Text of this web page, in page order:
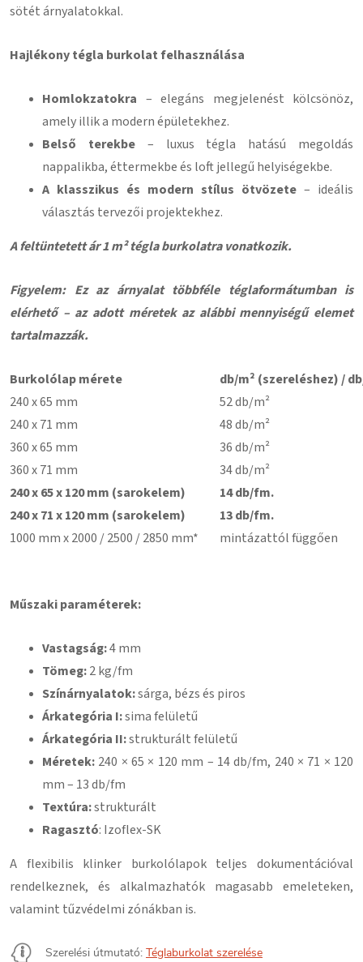
sötét árnyalatokkal.
Hajlékony tégla burkolat felhasználása
Homlokzatokra – elegáns megjelenést kölcsönöz,
amely illik a modern épületekhez.
Belső terekbe– luxus tégla hatású megoldás
nappalikba, éttermekbe és loft jellegű helyiségekbe.
A klasszikus és modern stílus ötvözete – ideális
választás tervezői projektekhez.
A feltüntetett ár 1 m² tégla burkolatra vonatkozik.
Figyelem: Ez az árnyalat többféle téglaformátumban is
elérhető – az adott méretek az alábbi mennyiségű elemet
tartalmazzák.
Burkolólap mérete
db/m² (szereléshez) /
240 x 65 mm
52 db/m²
240 x 71 mm
48 db/m²
360 x 65 mm
36 db/m²
360 x 71 mm
34 db/m²
240 x 65 x 120 mm (sarokelem)
14 db/fm.
240 x 71 x 120 mm (sarokelem)
13 db/fm.
1000 mm x 2000 / 2500 / 2850 mm*
mintázattól függően
Műszaki paraméterek:
Vastagság:4 mm
Tömeg:2 kg/fm
Színárnyalatok:sárga, bézs és piros
Árkategória I:sima felületű
Árkategória II:strukturált felületű
Méretek: 240 × 65 × 120 mm – 14 db/fm, 240 × 71 × 120
mm – 13 db/fm
Textúra:strukturált
Ragasztó: Izoflex-SK
A flexibilis klinker burkolólapok teljes dokumentációval
rendelkeznek, és alkalmazhatók magasabb emeleteken,
valamint tűzvédelmi zónákban is.
Szerelési útmutató: Téglaburkolat szerelése